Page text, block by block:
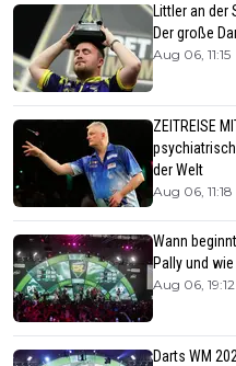
Littler an der
Der große
Aug 06, 11:15
ZEITREISE
der Welt
Aug 06, 11:18
Wann
Pally und
Aug 06, 19:12
Darts WM